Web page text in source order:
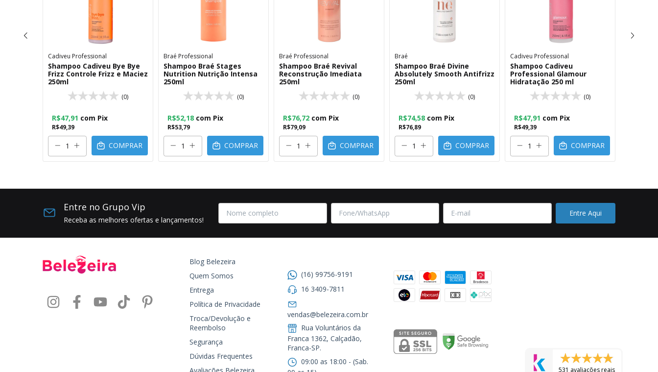
Cadiveu Professional
Shampoo Cadiveu Bye Bye
Frizz Controle Frizz e Maciez
250ml
(0)
R$49,39
R$47,91 com Pix
COMPRAR
Braé Professional
Shampoo Braé Stages
Nutrition Nutrição Intensa
250ml
(0)
R$53,79
R$52,18 com Pix
COMPRAR
Braé Professional
Shampoo Braé Revival
Reconstrução Imediata
250ml
(0)
R$79,09
R$76,72 com Pix
COMPRAR
Braé
Shampoo Braé Divine
Absolutely Smooth Antifrizz
250ml
(0)
R$76,89
R$74,58 com Pix
COMPRAR
Cadiveu Professional
Shampoo Cadiveu
Professional Glamour
Hidratação 250 ml
(0)
R$49,39
R$47,91 com Pix
COMPRAR
Entre no Grupo Vip
Receba as melhores ofertas e lançamentos!
Blog Belezeira
Quem Somos
Entrega
Política de Privacidade
Troca/Devolução e
Reembolso
Segurança
Dúvidas Frequentes
Avaliações Belezeira
(16) 99756-9191
16 3409-7811
vendas@belezeira.com.br
Rua Voluntários da
Franca 1362, Calçadão,
Franca-SP.ㅤㅤㅤㅤㅤㅤㅤㅤㅤㅤㅤ
09:00 as 18:00 - (Sab.
531 avaliações reais